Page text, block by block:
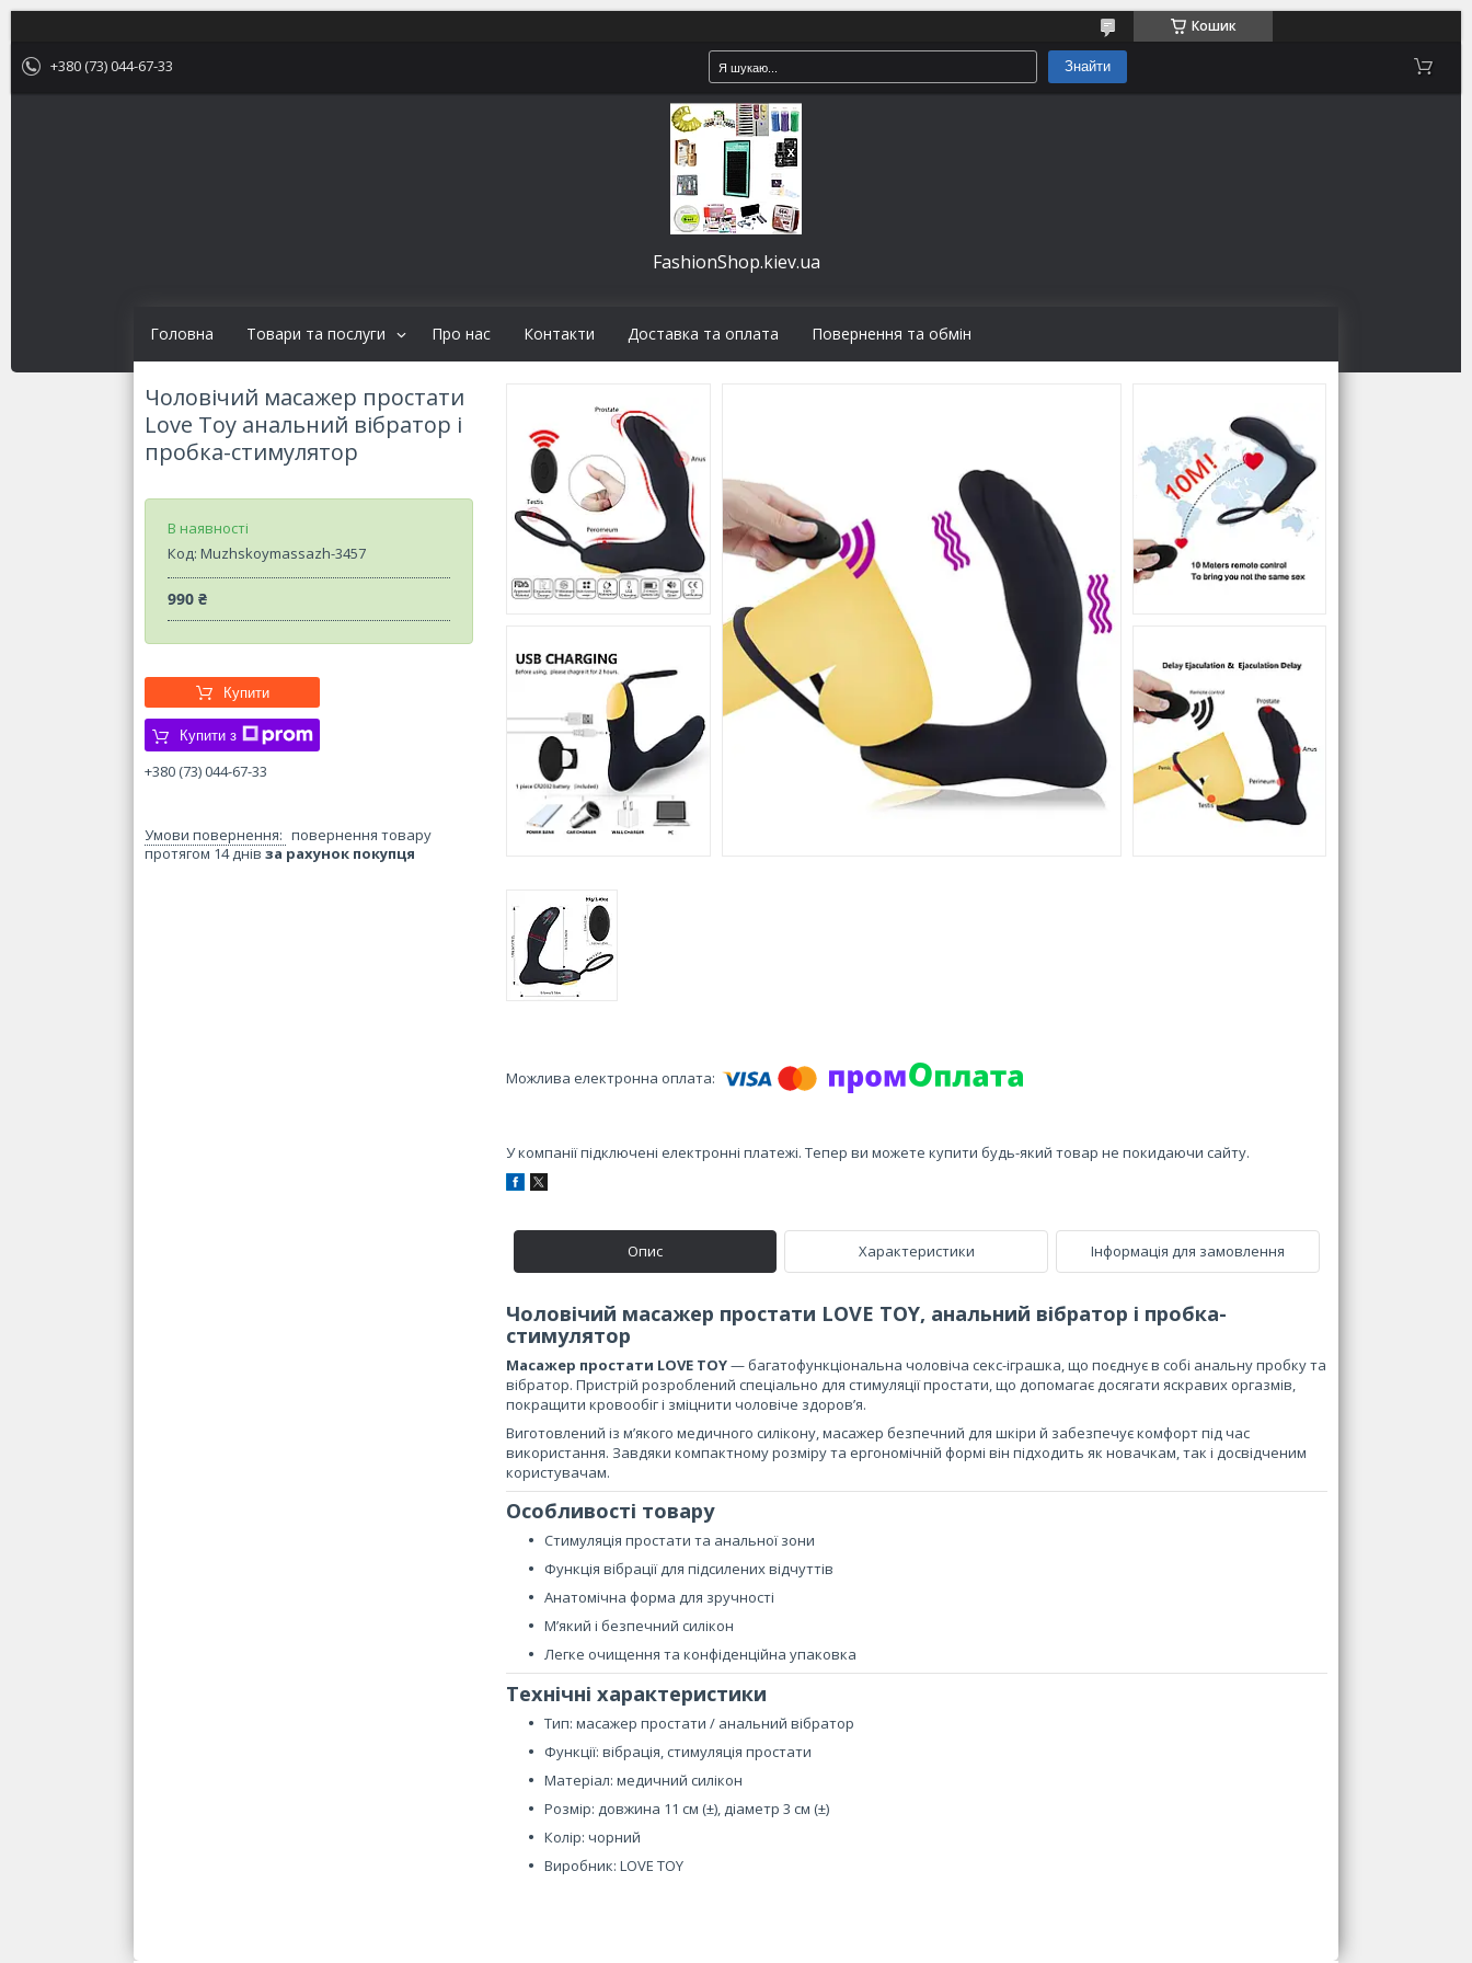
Кошик
+380 (73) 044-67-33 Знайти
FashionShop.kiev.ua
Головна Товари та послуги Про нас Контакти Доставка та оплата Повернення та обмін
Чоловічий масажер простати
Love Toy анальний вібратор і
пробка-стимулятор
В наявності
Код: Muzhskoymassazh-3457
990 ₴
Купити
Купити з
+380 (73) 044-67-33
повернення товару
протягом 14 днів за рахунок покупця
У компанії підключені електронні платежі. Тепер ви можете купити будь-який товар не покидаючи сайту.
Опис Характеристики Інформація для замовлення
Чоловічий масажер простати LOVE TOY, анальний вібратор і пробка-
стимулятор
Масажер простати LOVE TOY— багатофункціональна чоловіча секс-іграшка, що поєднує в собі анальну пробку та
вібратор. Пристрій розроблений спеціально для стимуляції простати, що допомагає досягати яскравих оргазмів,
покращити кровообіг і зміцнити чоловіче здоров’я.
Виготовлений із м’якого медичного силікону, масажер безпечний для шкіри й забезпечує комфорт під час
використання. Завдяки компактному розміру та ергономічній формі він підходить як новачкам, так і досвідченим
користувачам.
Особливості товару
Стимуляція простати та анальної зони
Функція вібрації для підсилених відчуттів
Анатомічна форма для зручності
М’який і безпечний силікон
Легке очищення та конфіденційна упаковка
Технічні характеристики
Тип: масажер простати / анальний вібратор
Функції: вібрація, стимуляція простати
Матеріал: медичний силікон
Розмір: довжина 11 см (±), діаметр 3 см (±)
Колір: чорний
Виробник: LOVE TOY